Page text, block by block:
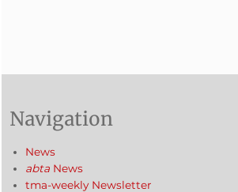
Navigation
News
abta News
tma-weekly Newsletter